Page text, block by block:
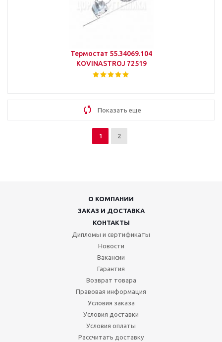
Термостат 55.34069.104
KOVINASTROJ 72519
Показать еще
1 2
О КОМПАНИИ
ЗАКАЗ И ДОСТАВКА
КОНТАКТЫ
Дипломы и сертификаты
Новости
Вакансии
Гарантия
Возврат товара
Правовая информация
Условия заказа
Условия доставки
Условия оплаты
Рассчитать доставку